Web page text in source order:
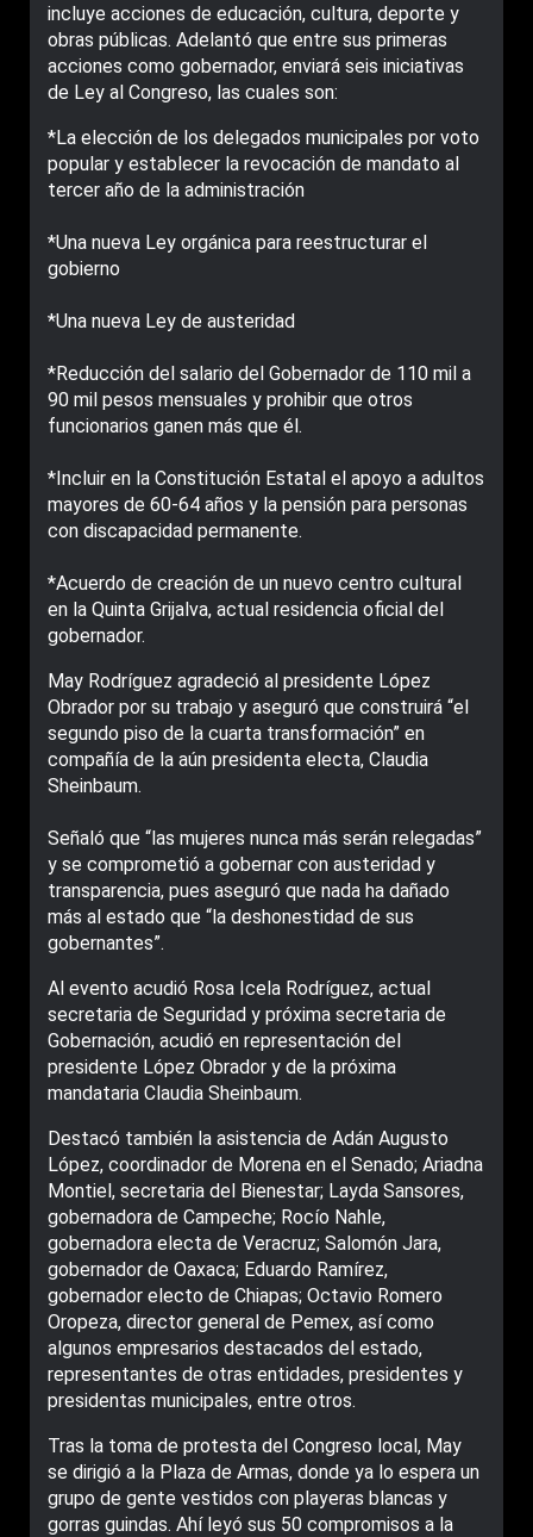
incluye acciones de educación, cultura, deporte y
obras públicas. Adelantó que entre sus primeras
acciones como gobernador, enviará seis iniciativas
de Ley al Congreso, las cuales son:
*La elección de los delegados municipales por voto
popular y establecer la revocación de mandato al
tercer año de la administración
*Una nueva Ley orgánica para reestructurar el
gobierno
*Una nueva Ley de austeridad
*Reducción del salario del Gobernador de 110 mil a
90 mil pesos mensuales y prohibir que otros
funcionarios ganen más que él.
*Incluir en la Constitución Estatal el apoyo a adultos
mayores de 60-64 años y la pensión para personas
con discapacidad permanente.
*Acuerdo de creación de un nuevo centro cultural
en la Quinta Grijalva, actual residencia oficial del
gobernador.
May Rodríguez agradeció al presidente López
Obrador por su trabajo y aseguró que construirá “el
segundo piso de la cuarta transformación” en
compañía de la aún presidenta electa, Claudia
Sheinbaum.
Señaló que “las mujeres nunca más serán relegadas”
y se comprometió a gobernar con austeridad y
transparencia, pues aseguró que nada ha dañado
más al estado que “la deshonestidad de sus
gobernantes”.
Al evento acudió Rosa Icela Rodríguez, actual
secretaria de Seguridad y próxima secretaria de
Gobernación, acudió en representación del
presidente López Obrador y de la próxima
mandataria Claudia Sheinbaum.
Destacó también la asistencia de Adán Augusto
López, coordinador de Morena en el Senado; Ariadna
Montiel, secretaria del Bienestar; Layda Sansores,
gobernadora de Campeche; Rocío Nahle,
gobernadora electa de Veracruz; Salomón Jara,
gobernador de Oaxaca; Eduardo Ramírez,
gobernador electo de Chiapas; Octavio Romero
Oropeza, director general de Pemex, así como
algunos empresarios destacados del estado,
representantes de otras entidades, presidentes y
presidentas municipales, entre otros.
Tras la toma de protesta del Congreso local, May
se dirigió a la Plaza de Armas, donde ya lo espera un
grupo de gente vestidos con playeras blancas y
gorras guindas. Ahí leyó sus 50 compromisos a la